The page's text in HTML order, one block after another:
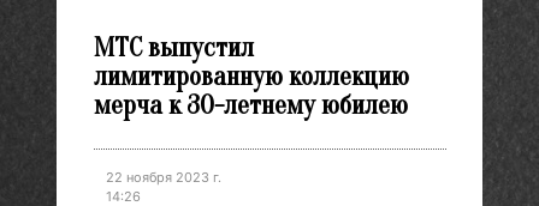
МТС выпустил
лимитированную коллекцию
мерча к 30-летнему юбилею
22 ноября 2023 г.
14:26